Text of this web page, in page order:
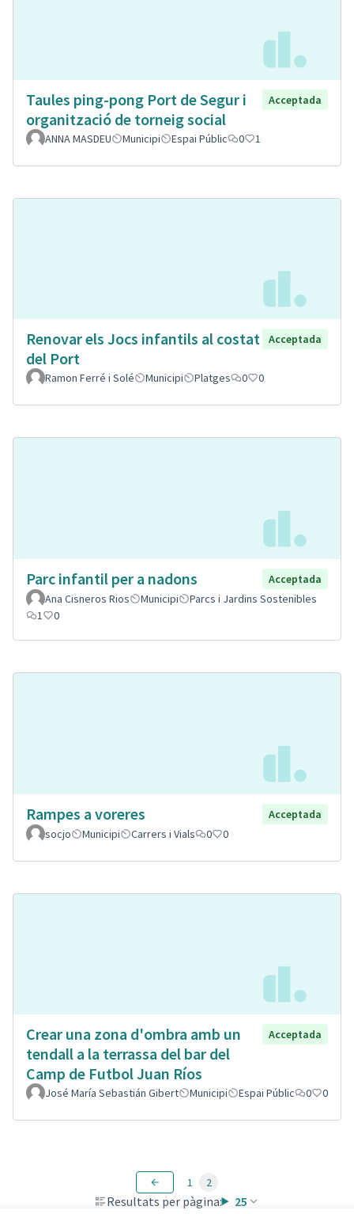
Taules ping-pong Port de Segur i
organització de torneig social
Acceptada
ANNA MASDEU Municipi Espai Públic 0 1
Renovar els Jocs infantils al costat
del Port
Acceptada
Ramon Ferré i Solé Municipi Platges 0 0
Parc infantil per a nadons
Acceptada
Ana Cisneros Rios
Municipi
Parcs i Jardins Sostenibles
1
0
Rampes a voreres
Acceptada
socjo
Municipi Carrers i Vials 0 0
Crear una zona d'ombra amb un
tendall a la terrassa del bar del
Camp de Futbol Juan Ríos
Acceptada
José María Sebastián Gibert Municipi Espai Públic 0 0
Resultats per pàgina: 25
1 2